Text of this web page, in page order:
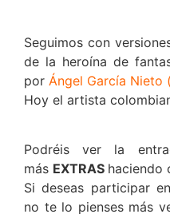
Seguimos con
de la heroína de
por Ángel García Nieto
Hoy el artista
Podréis ver la
más EXTRAS haciendo
Si deseas participar
no te lo pienses más